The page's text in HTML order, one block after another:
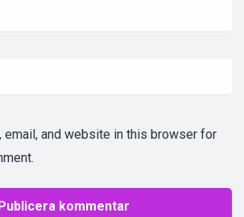
email, and website in this browser for